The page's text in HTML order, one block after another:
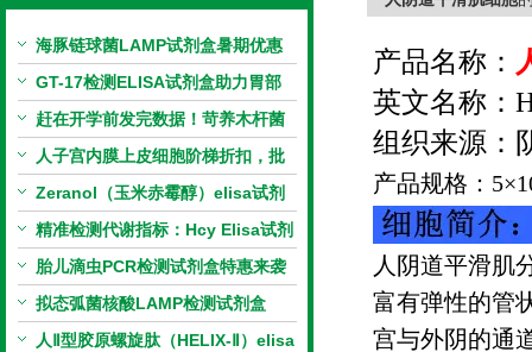
海豚链球菌LAMP试剂盒暑期优惠
GT-17检测ELISA试剂盒助力胃部
相关指标样本定量研究
赶在开学前发完数据！苛养木杆菌
PCR检测试剂盒暑假优惠开启
人子宫内膜上皮细胞阶梯折扣，批
量更划算
Zeranol（玉米赤霉醇）elisa试剂
盒特惠
精准检测代谢指标：Hcy Elisa试剂
盒的科研应用与技术特点
胎儿滴虫PCR检测试剂盒特惠来袭
拟态弧菌核酸LAMP检测试剂盒
（恒温荧光法）新品上市优惠活动
人Ⅱ型胶原螺旋肽（HELIX-Ⅱ）elisa
产品名称：
英文名称：
组织来源：
产品规格： 5×
人阴道平滑肌
富有弹性的管
宫与外阴的通